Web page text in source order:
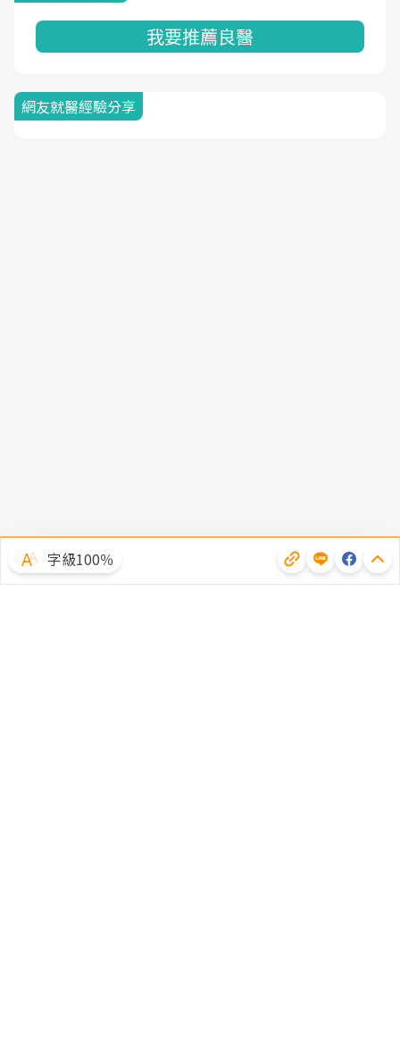
我要推薦良醫
網友就醫經驗分享
字級100％